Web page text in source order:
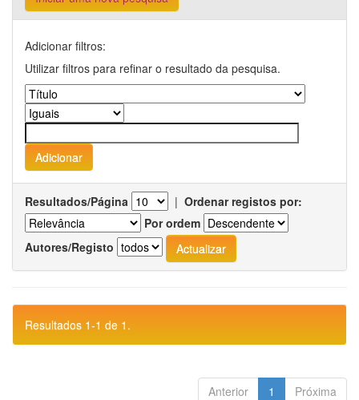
Adicionar filtros:
Utilizar filtros para refinar o resultado da pesquisa.
Resultados/Página | Ordenar registos por:
Por ordem
Autores/Registo
Resultados 1-1 de 1.
Anterior 1 Próxima